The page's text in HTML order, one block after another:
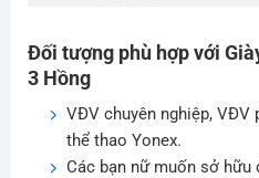
Đối tượng phù hợp với
3 Hồng
VĐV chuyên nghiệp, VĐV
thể thao Yonex.
Các bạn nữ muốn sở